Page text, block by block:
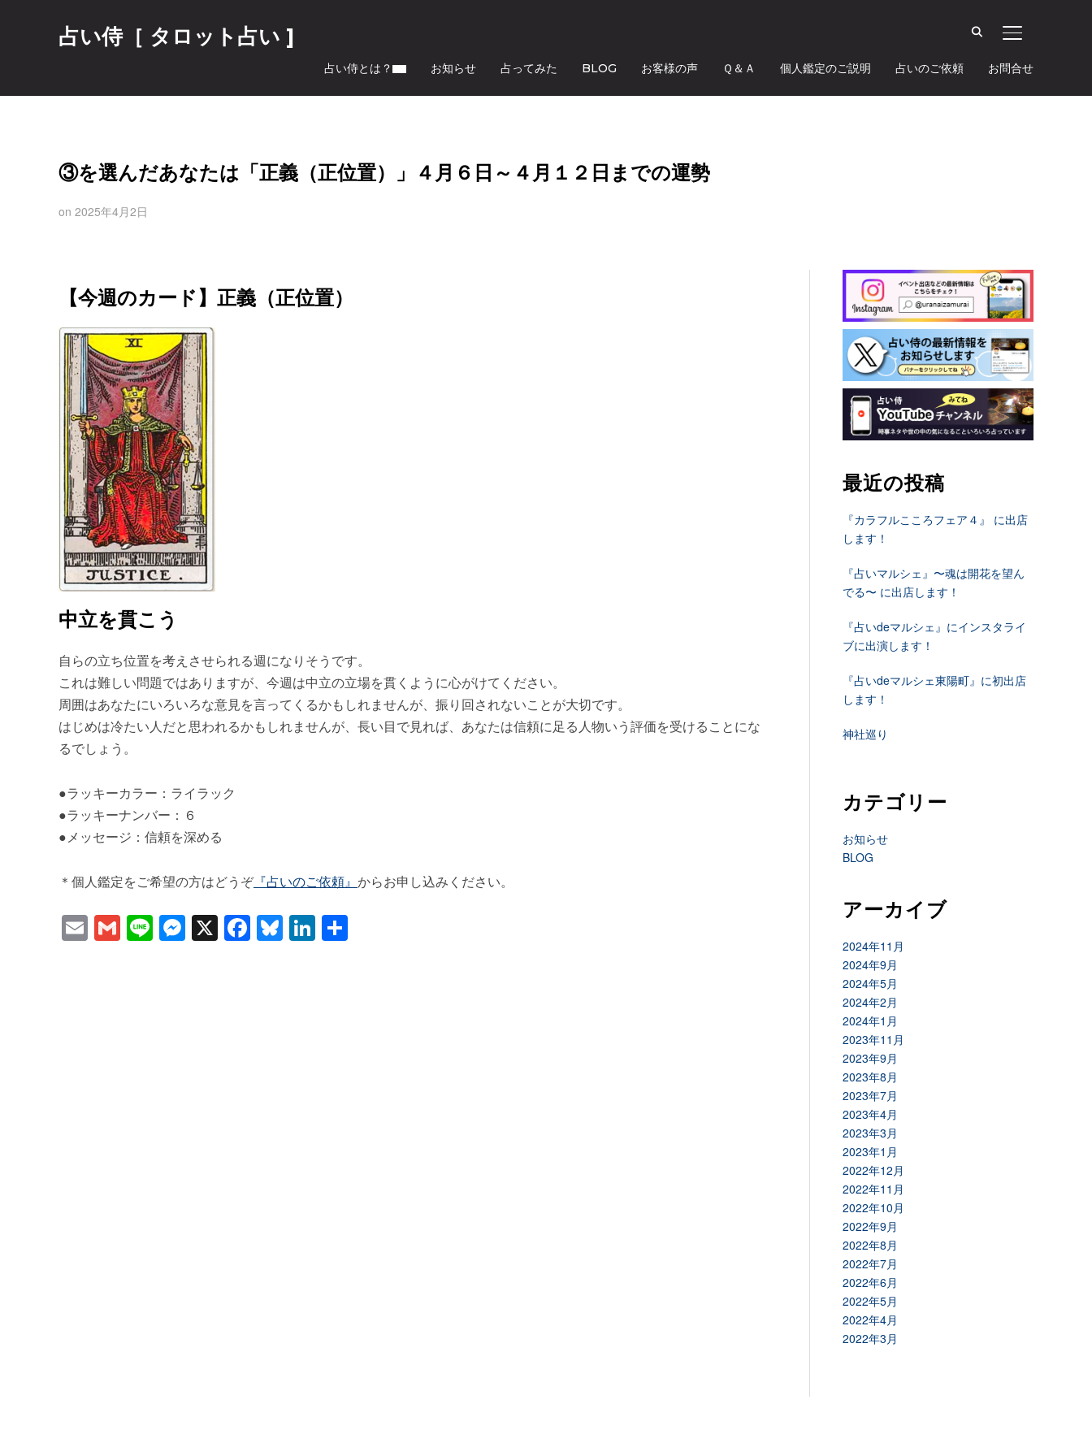
占い侍［ タロット占い ] サイドバーと
占い侍とは？ お知らせ 占ってみた BLOG お客様の声 Ｑ＆Ａ 個人鑑定のご説明 占いのご依頼 お問合せ
③を選んだあなたは「正義（正位置）」４月６日～４月１２日までの運勢
on 2025年4月2日
【今週のカード】正義（正位置）
中立を貫こう
自らの立ち位置を考えさせられる週になりそうです。
これは難しい問題ではありますが、今週は中立の立場を貫くように心がけてください。
周囲はあなたにいろいろな意見を言ってくるかもしれませんが、振り回されないことが大切です。
はじめは冷たい人だと思われるかもしれませんが、長い目で見れば、あなたは信頼に足る人物いう評価を受けることにな
るでしょう。
●ラッキーカラー：ライラック
●ラッキーナンバー：６
●メッセージ：信頼を深める
＊個人鑑定をご希望の方はどうぞ『占いのご依頼』 からお申し込みください。
EmailGmail
LineMessenger
X Facebook
BlueskyLinkedIn
最近の投稿
『カラフルこころフェア４』 に出店
します！
『占いマルシェ』〜魂は開花を望ん
でる〜 に出店します！
『占いdeマルシェ』にインスタライ
ブに出演します！
『占いdeマルシェ東陽町』に初出店
します！
神社巡り
カテゴリー
お知らせ
BLOG
アーカイブ
2024年11月
2024年9月
2024年5月
2024年2月
2024年1月
2023年11月
2023年9月
2023年8月
2023年7月
2023年4月
2023年3月
2023年1月
2022年12月
2022年11月
2022年10月
2022年9月
2022年8月
2022年7月
2022年6月
2022年5月
2022年4月
2022年3月